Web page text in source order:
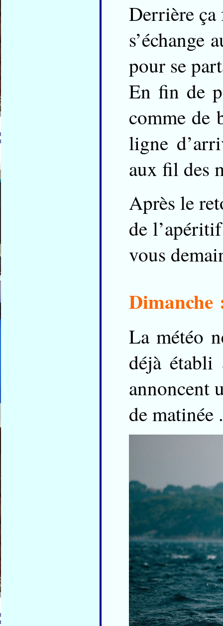
Derrière
s’échange
pour se
En fin de
comme de
ligne
aux fil des
Après le
de
vous
Dimanche
La météo
déjà
annoncent
de matinée .